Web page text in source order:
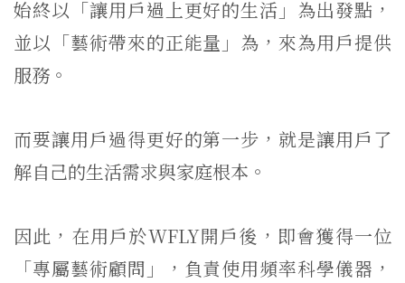
始終以「讓用戶過上更好的生活」為出發點，
並以「藝術帶來的正能量」為，來為用戶提供
服務。
而要讓用戶過得更好的第一步，就是讓用戶了
解自己的生活需求與家庭根本。
因此，在用戶於WFLY開戶後，即會獲得一位
「專屬藝術顧問」，負責使用頻率科學儀器，